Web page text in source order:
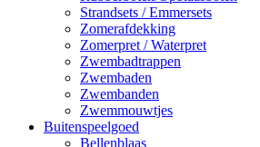
Strandsets / Emmersets
Zomerafdekking
Zomerpret / Waterpret
Zwembadtrappen
Zwembaden
Zwembanden
Zwemmouwtjes
Buitenspeelgoed
Bellenblaas